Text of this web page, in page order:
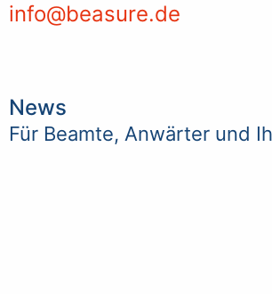
info@beasure.de
News
Für Beamte, Anwärter und